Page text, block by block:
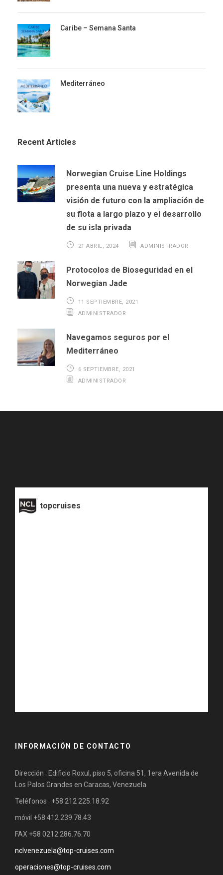
Caribe – Semana Santa
Mediterráneo
Recent Articles
Norwegian Cruise Line Holdings
presenta una nueva y estratégica
visión de futuro con la ampliación de
su flota a largo plazo y el desarrollo
de su isla privada
21 ABRIL, 2024 ADMINISTRADOR
Protocolos de Bioseguridad en el
Norwegian Jade
11 SEPTIEMBRE, 2021
ADMINISTRADOR
Navegamos seguros por el
Mediterráneo
6 SEPTIEMBRE, 2021
ADMINISTRADOR
topcruises
INFORMACIÓN DE CONTACTO
Dirección : Edificio Roxul, piso 5, oficina 51, 1era Avenida de
Los Palos Grandes en Caracas, Venezuela
Teléfonos : +58 212 225.18.92
móvil +58 412 239.78.43
FAX +58 0212 286.76.70
nclvenezuela@top-cruises.com
operaciones@top-cruises.com